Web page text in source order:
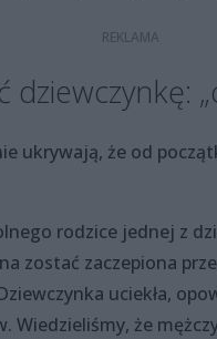
dziewczynkę:
ukrywają, że od
rodzice jednej z
zostać zaczepiona
uciekła,
że